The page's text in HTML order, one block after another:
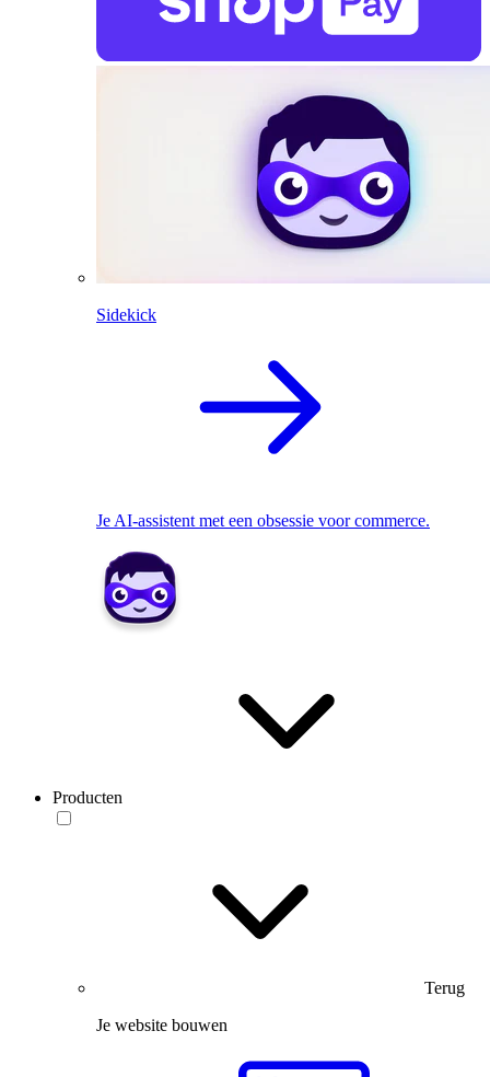
Sidekick
Je AI-assistent met een obsessie voor commerce.
Producten
Terug
Je website bouwen